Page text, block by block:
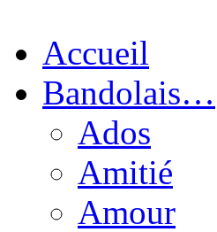
Accueil
Bandolais…
Ados
Amitié
Amour